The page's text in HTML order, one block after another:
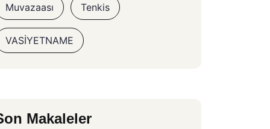
Muvazaası Tenkis
VASİYETNAME
Makaleler